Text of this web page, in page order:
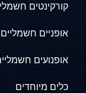
חשמליים
חשמליים
חשמליים
מיוחדים